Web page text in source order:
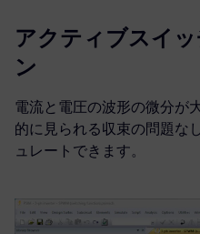
アクティブスイ
ン
電流と電圧の波形の微分が
的に見られる収束の問題な
ュレートできます。